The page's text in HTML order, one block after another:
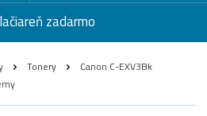
zadarmo
Tonery
Canon C-EXV3Bk